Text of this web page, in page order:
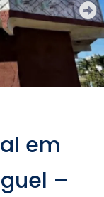
em
–